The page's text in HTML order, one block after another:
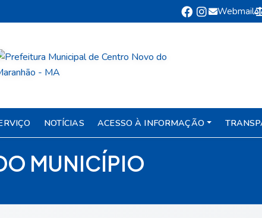
Webmail
NOTÍCIAS ACESSO À INFORMAÇÃO
MUNICÍPIO